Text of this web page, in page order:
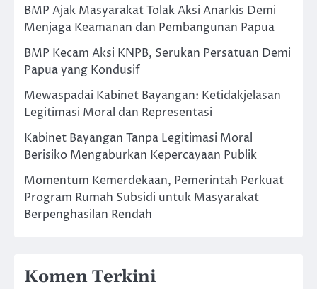
BMP Ajak Masyarakat Tolak Aksi Anarkis Demi
Menjaga Keamanan dan Pembangunan Papua
BMP Kecam Aksi KNPB, Serukan Persatuan Demi
Papua yang Kondusif
Mewaspadai Kabinet Bayangan: Ketidakjelasan
Legitimasi Moral dan Representasi
Kabinet Bayangan Tanpa Legitimasi Moral
Berisiko Mengaburkan Kepercayaan Publik
Momentum Kemerdekaan, Pemerintah Perkuat
Program Rumah Subsidi untuk Masyarakat
Berpenghasilan Rendah
Komen Terkini